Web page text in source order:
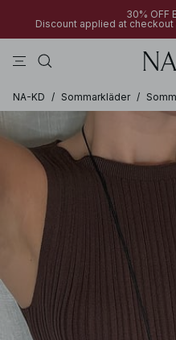
30% OFF
Discount applied at
NA-KD / Sommarkläder /